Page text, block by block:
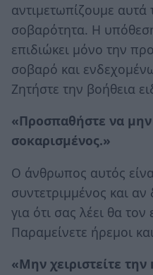
αντιμετωπίζουμε αυτά
σοβαρότητα. Η
επιδιώκει μόνο την
σοβαρό και
Ζητήστε την βοήθεια
«Προσπαθήστε να μην
σοκαρισμένος.»
Ο άνθρωπος αυτός
συντετριμμένος και αν
για ότι σας λέει θα
Παραμείνετε ήρεμοι
«Μην χειριστείτε